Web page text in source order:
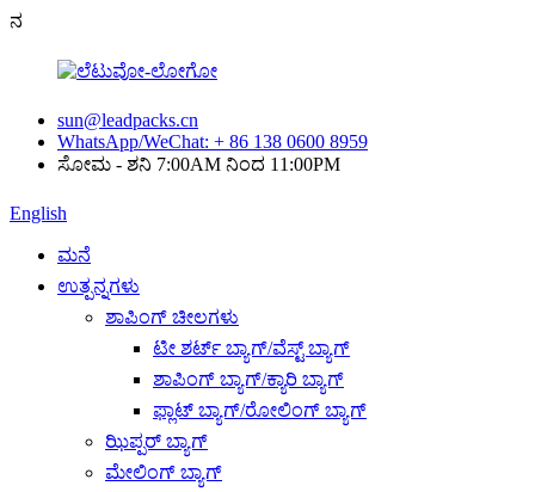
ನ
sun@leadpacks.cn
WhatsApp/WeChat: + 86 138 0600 8959
ಸೋಮ - ಶನಿ 7:00AM ನಿಂದ 11:00PM
English
ಮನೆ
ಉತ್ಪನ್ನಗಳು
ಶಾಪಿಂಗ್ ಚೀಲಗಳು
ಟೀ ಶರ್ಟ್ ಬ್ಯಾಗ್/ವೆಸ್ಟ್ ಬ್ಯಾಗ್
ಶಾಪಿಂಗ್ ಬ್ಯಾಗ್/ಕ್ಯಾರಿ ಬ್ಯಾಗ್
ಫ್ಲಾಟ್ ಬ್ಯಾಗ್/ರೋಲಿಂಗ್ ಬ್ಯಾಗ್
ಝಿಪ್ಪರ್ ಬ್ಯಾಗ್
ಮೇಲಿಂಗ್ ಬ್ಯಾಗ್